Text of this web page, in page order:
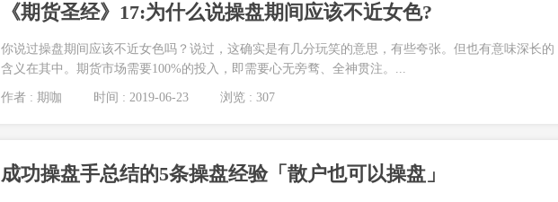
《期货圣经》17:为什么说操盘期间应该不近女色?
你说过操盘期间应该不近女色吗？说过，这确实是有几分玩笑的意思，有些夸张。但也有意味深长的
含义在其中。期货市场需要100%的投入，即需要心无旁骛、全神贯注。...
作者 : 期咖 时间 : 2019-06-23 浏览 : 307
成功操盘手总结的5条操盘经验「散户也可以操盘」